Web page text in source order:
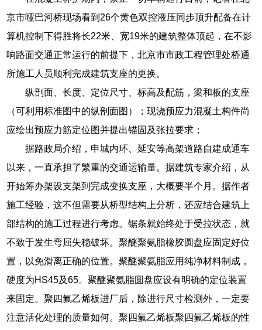
京市哑巴河桥现场看到26个黄色双控液压同步顶升配备在计
算机控制下得胜将长22米、宽19米的建筑整体顶起，在不影
响路面交通正常运行的前提下，北京市市政工程管理处桥通
所施工人员顺利完成建筑支座的更换。
纵剖面、长度、定位尺寸、标高及配筋，梁和板的支座
（可利用标准图中的纵剖面图）；现浇预应力混凝土构件尚
应绘出预应力筋定位图并提出锚固及张拉要求；
据路政局介绍，申城内环、延安等高架道路自建成通车
以来，一直承担了繁重的交通运输量。据建筑专家介绍，从
开始筹办架设支架到完成变换支座，大概要半个月。据作者
施工经验，这不但需要从桥型结构上分析，还应结合建筑上
部结构的施工过程进行考虑。锯条就始终处于受拉状态，就
不致于发生弯屈失稳破坏。聚醚聚氨脂橡胶圆盘应固定好位
置，以免滑离正确的位置。聚醚聚氨脂应用纯净材料制成，
硬度为HS45及65。聚醚聚氨脂圆盘应设有明确的定位装置
来固定。聚四氟乙烯板进厂后，除进行尺寸检测外，一定要
注意活化处理的质量如何。聚四氟乙烯板聚四氟乙烯板的性